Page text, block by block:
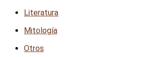
Literatura
Mitología
Otros